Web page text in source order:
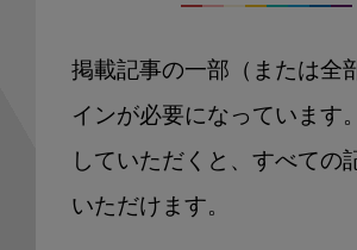
掲載記事の一部（または全
インが必要になっています
していただくと、すべての
いただけます。